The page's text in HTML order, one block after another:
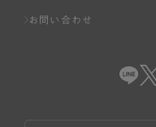
お問い合わせ